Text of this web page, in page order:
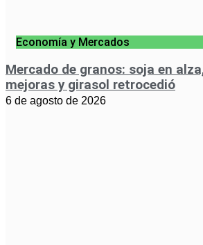
Economía y Mercados
Mercado de granos: soja en
mejoras y girasol retrocedió
6 de agosto de 2026